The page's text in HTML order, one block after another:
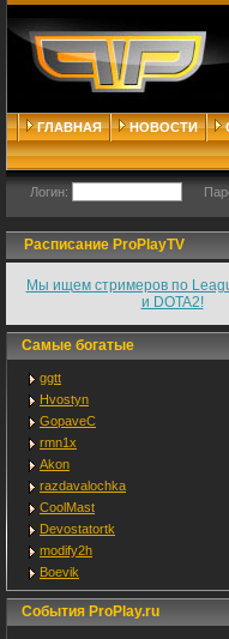
ГЛАВНАЯ НОВОСТИ
Логин:
Расписание ProPlayTV
Мы ищем стримеров по
и DOTA2!
Самые богатые
ggtt
Hvostyn
GopaveC
rmn1x
Akon
razdavalochka
CoolMast
Devostatortk
modify2h
Boevik
События ProPlay.ru